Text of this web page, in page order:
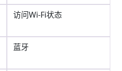
访问Wi-Fi状态
蓝牙